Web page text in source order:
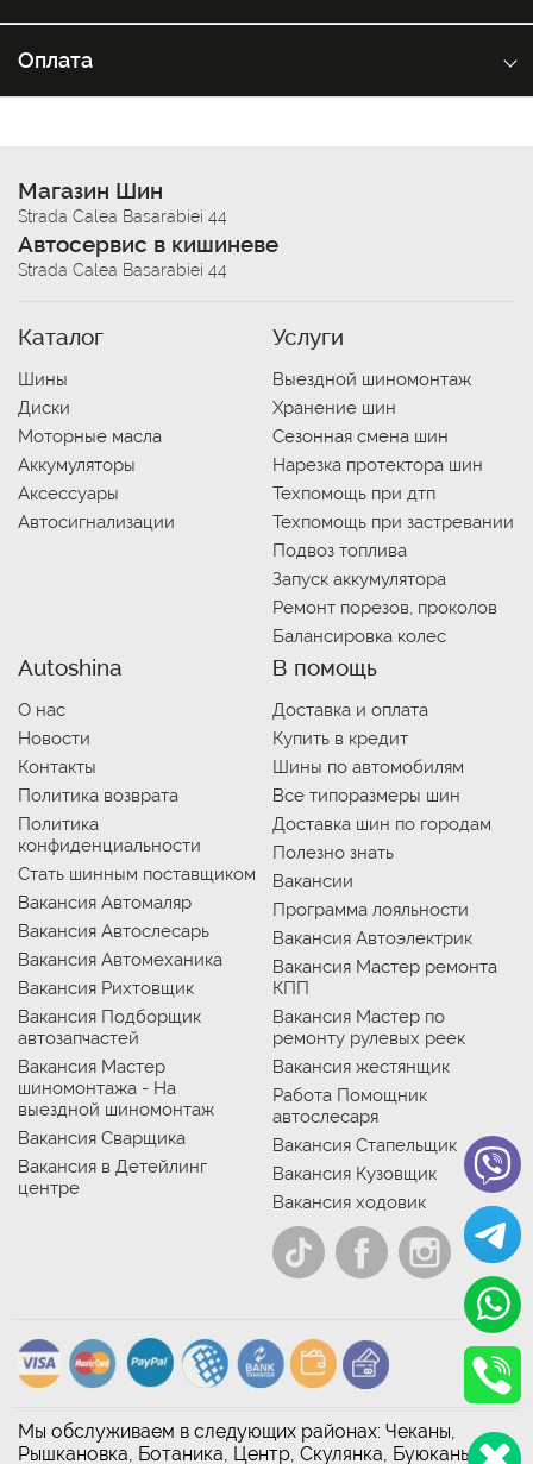
Оплата
Магазин Шин
Strada Calea Basarabiei 44
Автосервис в кишиневе
Strada Calea Basarabiei 44
Каталог
Шины
Диски
Моторные масла
Аккумуляторы
Аксессуары
Автосигнализации
Услуги
Выездной шиномонтаж
Хранение шин
Сезонная смена шин
Нарезка протектора шин
Техпомощь при дтп
Техпомощь при застревании
Подвоз топлива
Запуск аккумулятора
Ремонт порезов, проколов
Балансировка колес
Autoshina
О нас
Новости
Контакты
Политика возврата
Политика
конфиденциальности
Стать шинным поставщиком
Вакансия Автомаляр
Вакансия Автослесарь
Вакансия Автомеханика
Вакансия Рихтовщик
Вакансия Подборщик
автозапчастей
Вакансия Мастер
шиномонтажа - На
выездной шиномонтаж
Вакансия Сварщика
Вакансия в Детейлинг
центре
В помощь
Доставка и оплата
Купить в кредит
Шины по автомобилям
Все типоразмеры шин
Доставка шин по городам
Полезно знать
Вакансии
Программа лояльности
Вакансия Автоэлектрик
Вакансия Мастер ремонта
КПП
Вакансия Мастер по
ремонту рулевых реек
Вакансия жестянщик
Работа Помощник
автослесаря
Вакансия Стапельщик
Вакансия Кузовщик
Вакансия ходовик
Мы обслуживаем в следующих районах: Чеканы,
Рышкановка, Ботаника, Центр, Скулянка, Буюканы